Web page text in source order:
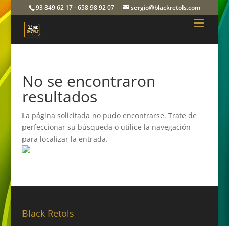
93 849 62 17 - 658 98 92 07 sergio@blackretols.com
No se encontraron
resultados
La página solicitada no pudo encontrarse. Trate de
perfeccionar su búsqueda o utilice la navegación
para localizar la entrada.
Black Retols